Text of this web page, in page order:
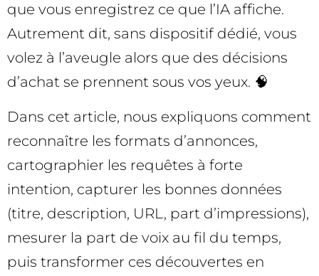
que vous enregistrez ce que l’IA affiche.
Autrement dit, sans dispositif dédié, vous
volez à l’aveugle alors que des décisions
d’achat se prennent sous vos yeux. 🧠
Dans cet article, nous expliquons comment
reconnaître les formats d’annonces,
cartographier les requêtes à forte
intention, capturer les bonnes données
(titre, description, URL, part d’impressions),
mesurer la part de voix au fil du temps,
puis transformer ces découvertes en